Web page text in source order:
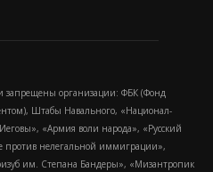
запрещены организации: ФБК (Фонд
Штабы Навального, «Национал-
«Армия воли народа», «Русский
нелегальной иммиграции»,
им. Степана Бандеры», «Мизантропик